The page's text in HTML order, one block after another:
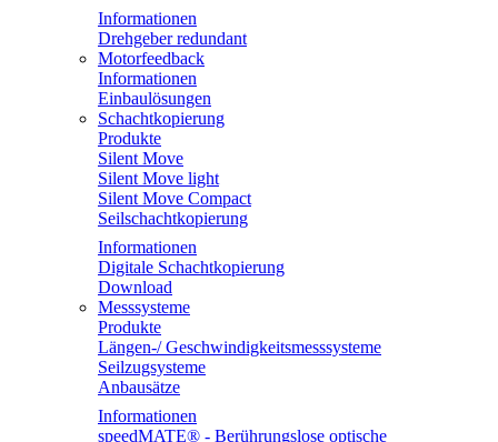
Informationen
Drehgeber redundant
Motorfeedback
Informationen
Einbaulösungen
Schachtkopierung
Produkte
Silent Move
Silent Move light
Silent Move Compact
Seilschachtkopierung
Informationen
Digitale Schachtkopierung
Download
Messsysteme
Produkte
Längen-/ Geschwindigkeitsmesssysteme
Seilzugsysteme
Anbausätze
Informationen
speedMATE® - Berührungslose optische